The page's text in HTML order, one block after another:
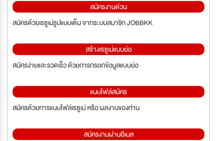
สมัครงานด่วน
สมัครด้วยเรซูเม่รูปแบบเต็ม จากระบบสมาชิก JOBBKK
สร้างเรซูเม่แบบย่อ
สมัครง่ายและรวดเร็ว ด้วยการกรอกข้อมูลแบบย่อ
แนบไฟล์สมัคร
สมัครด้วยการแนบไฟล์เรซูเม่ หรือ ผลงานของท่าน
สมัครงานผ่านอีเมล